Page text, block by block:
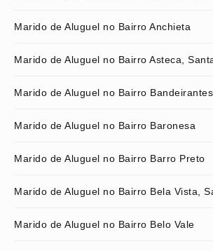
Marido de Aluguel no Bairro Anchieta
Marido de Aluguel no Bairro Asteca,
Marido de Aluguel no Bairro
Marido de Aluguel no Bairro Baronesa
Marido de Aluguel no Bairro Barro Preto
Marido de Aluguel no Bairro Bela Vista,
Marido de Aluguel no Bairro Belo Vale